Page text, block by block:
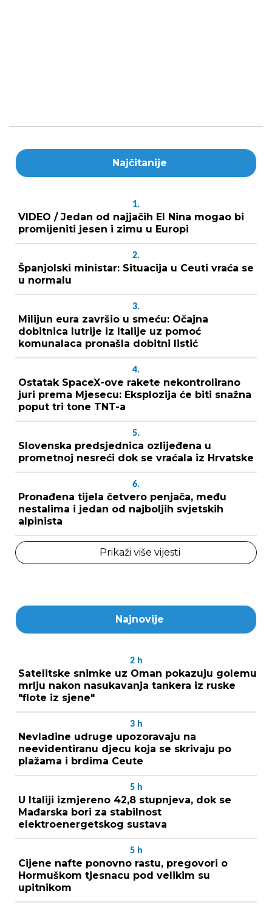
Najčitanije
1.
VIDEO / Jedan od najjačih El Nina mogao bi
promijeniti jesen i zimu u Europi
2.
Španjolski ministar: Situacija u Ceuti vraća se
u normalu
3.
Milijun eura završio u smeću: Očajna
dobitnica lutrije iz Italije uz pomoć
komunalaca pronašla dobitni listić
4.
Ostatak SpaceX-ove rakete nekontrolirano
juri prema Mjesecu: Eksplozija će biti snažna
poput tri tone TNT-a
5.
Slovenska predsjednica ozlijeđena u
prometnoj nesreći dok se vraćala iz Hrvatske
6.
Pronađena tijela četvero penjača, među
nestalima i jedan od najboljih svjetskih
alpinista
Prikaži više vijesti
Najnovije
2 h
Satelitske snimke uz Oman pokazuju golemu
mrlju nakon nasukavanja tankera iz ruske
"flote iz sjene"
3 h
Nevladine udruge upozoravaju na
neevidentiranu djecu koja se skrivaju po
plažama i brdima Ceute
5 h
U Italiji izmjereno 42,8 stupnjeva, dok se
Mađarska bori za stabilnost
elektroenergetskog sustava
5 h
Cijene nafte ponovno rastu, pregovori o
Hormuškom tjesnacu pod velikim su
upitnikom